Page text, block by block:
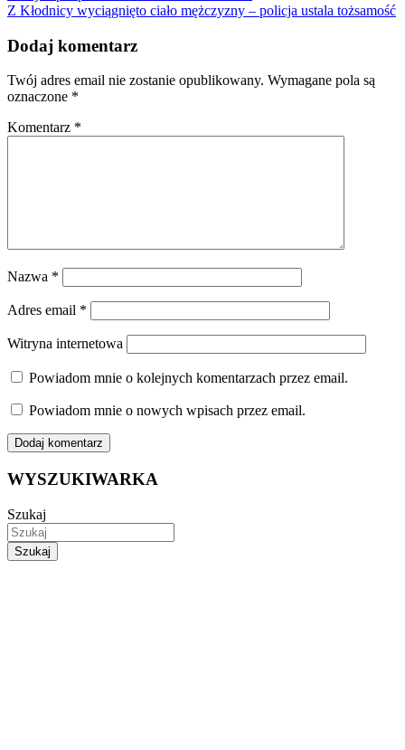
wpisu
Z Kłodnicy wyciągnięto ciało mężczyzny – policja ustala tożsamość
Dodaj komentarz
Twój adres email nie zostanie opublikowany. Wymagane pola są
oznaczone *
Komentarz *
Nazwa *
Adres email *
Witryna internetowa
Powiadom mnie o kolejnych komentarzach przez email.
Powiadom mnie o nowych wpisach przez email.
WYSZUKIWARKA
Szukaj
Szukaj